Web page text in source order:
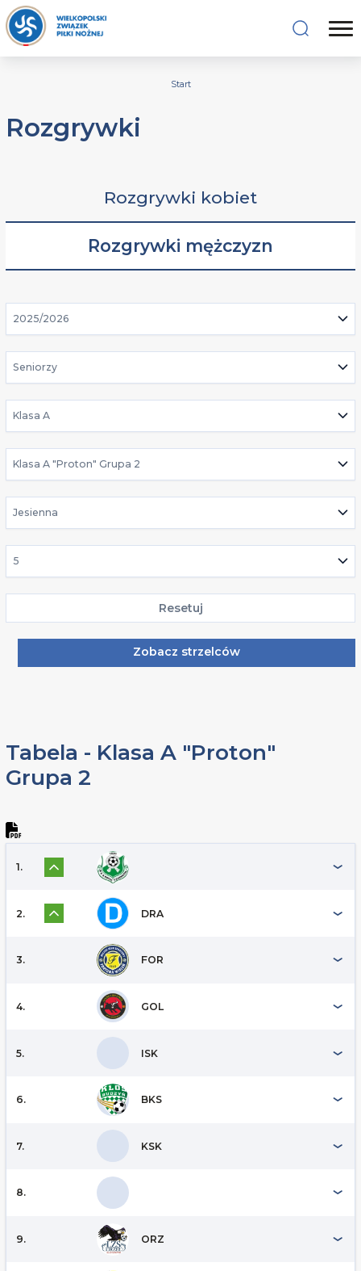
Start
Rozgrywki
Rozgrywki kobiet
Rozgrywki mężczyzn
2025/2026
Seniorzy
Klasa A
Klasa A "Proton" Grupa 2
Jesienna
5
Resetuj
Zobacz strzelców
Tabela - Klasa A "Proton"
Grupa 2
1.
2. DRA
3. FOR
4. GOL
5. ISK
6. BKS
7. KSK
8.
9. ORZ